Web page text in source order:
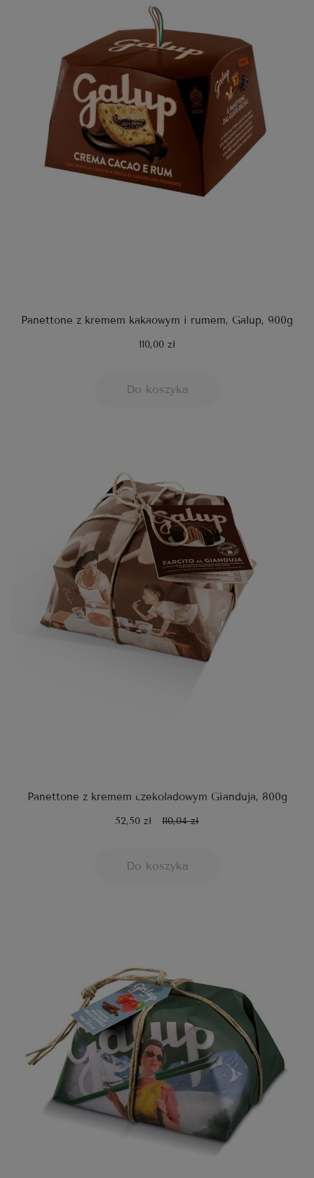
Panettone z kremem kakaowym i rumem, Galup, 900g
110,00 zł
Do koszyka
Panettone z kremem czekoladowym Gianduja, 800g
52,50 zł 110,04 zł
Do koszyka